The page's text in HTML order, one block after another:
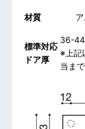
材質
標準対応
ドア厚
36-
※上記
当ま